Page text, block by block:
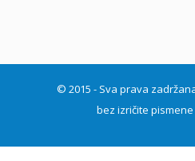
© 2015 - Sva prava
bez izričite